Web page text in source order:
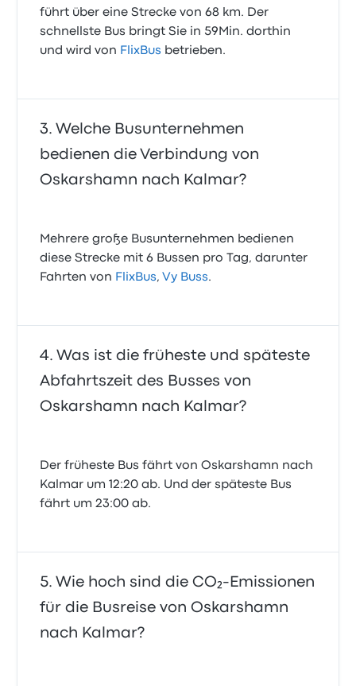
führt über eine Strecke von 68 km. Der
schnellste Bus bringt Sie in 59Min. dorthin
und wird von FlixBus betrieben.
Welche Busunternehmen
bedienen die Verbindung von
Oskarshamn nach Kalmar?
Mehrere große Busunternehmen bedienen
diese Strecke mit 6 Bussen pro Tag, darunter
Fahrten von FlixBus, Vy Buss.
Was ist die früheste und späteste
Abfahrtszeit des Busses von
Oskarshamn nach Kalmar?
Der früheste Bus fährt von Oskarshamn nach
Kalmar um 12:20 ab. Und der späteste Bus
fährt um 23:00 ab.
Wie hoch sind die CO₂-Emissionen
für die Busreise von Oskarshamn
nach Kalmar?